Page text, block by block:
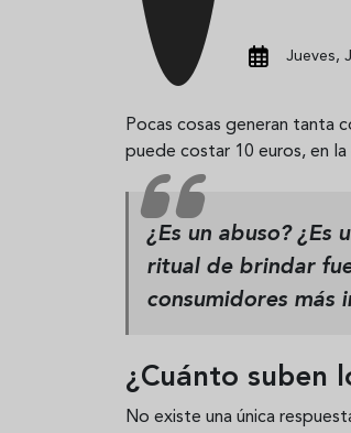
Jueves,
Pocas cosas generan tanta
puede costar 10 euros, en
¿Es un abuso? ¿Es
ritual de brindar
consumidores más
¿Cuánto suben
No existe una única